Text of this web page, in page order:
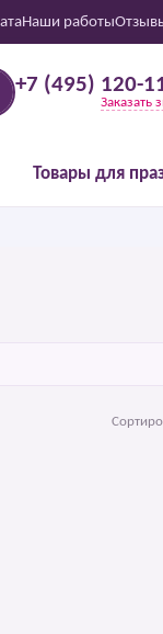
Наши работы
+7 (495) 120-
Заказать
Товары для